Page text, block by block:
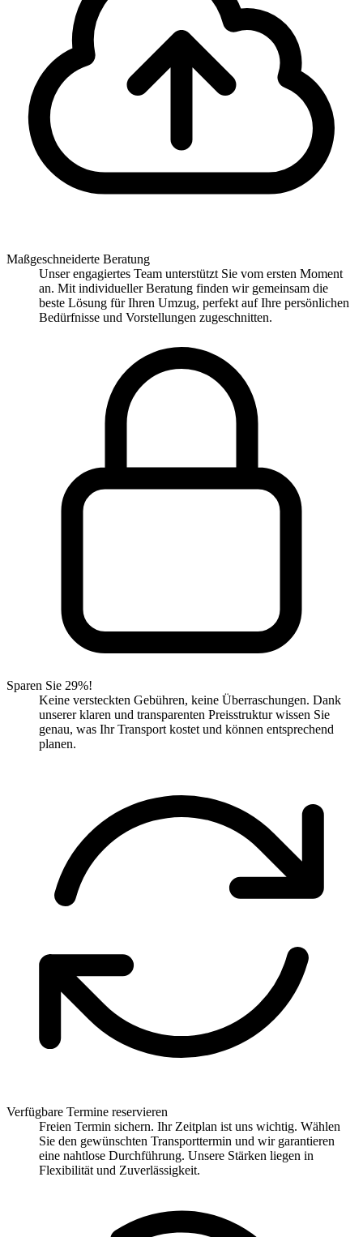
Maßgeschneiderte Beratung
Unser engagiertes Team unterstützt Sie vom ersten Moment
an. Mit individueller Beratung finden wir gemeinsam die
beste Lösung für Ihren Umzug, perfekt auf Ihre persönlichen
Bedürfnisse und Vorstellungen zugeschnitten.
Sparen Sie 29%!
Keine versteckten Gebühren, keine Überraschungen. Dank
unserer klaren und transparenten Preisstruktur wissen Sie
genau, was Ihr Transport kostet und können entsprechend
planen.
Verfügbare Termine reservieren
Freien Termin sichern. Ihr Zeitplan ist uns wichtig. Wählen
Sie den gewünschten Transporttermin und wir garantieren
eine nahtlose Durchführung. Unsere Stärken liegen in
Flexibilität und Zuverlässigkeit.